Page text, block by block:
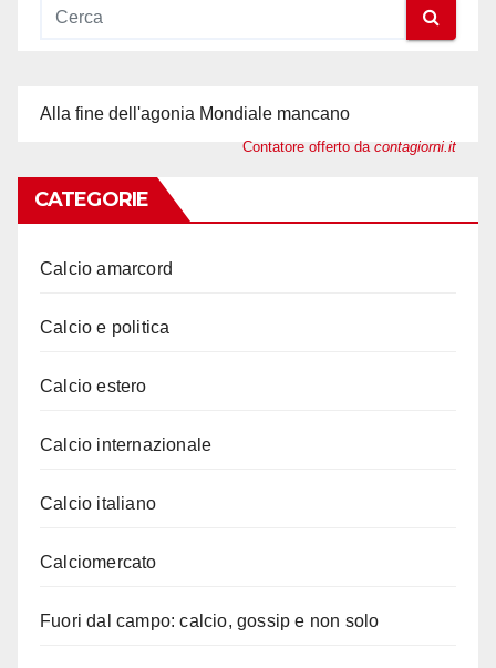
Alla fine dell'agonia Mondiale mancano
Contatore offerto da contagiorni.it
CATEGORIE
Calcio amarcord
Calcio e politica
Calcio estero
Calcio internazionale
Calcio italiano
Calciomercato
Fuori dal campo: calcio, gossip e non solo